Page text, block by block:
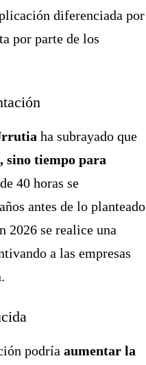
diferenciada por
por parte de los
ha subrayado que
sino tiempo para
40 horas se
antes de lo planteado
2026 se realice una
a las empresas
podríaaumentar la